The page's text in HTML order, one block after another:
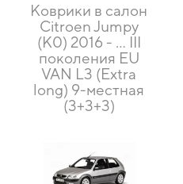
Коврики в салон
Citroen Jumpy
(K0) 2016 - ... III
поколения EU
VAN L3 (Extra
long) 9-местная
(3+3+3)